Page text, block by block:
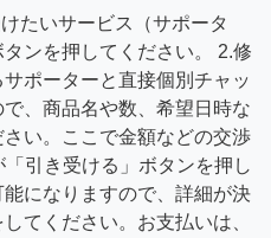
たいサービス（サポータ
ンを押してください。 2.修
ポーターと直接個別チャッ
、商品名や数、希望日時な
い。ここで金額などの交渉
引き受ける」ボタンを押し
になりますので、詳細が決
てください。お支払いは、